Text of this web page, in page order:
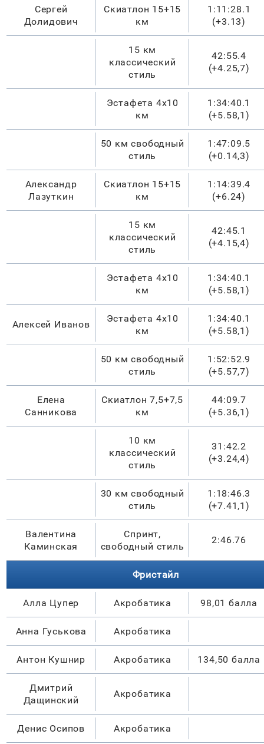
Сергей
Долидович
Скиатлон 15+15
км
1:11 :28.1
(+3.13)
15 км
классический
стиль
42:55.4
(+4.25,7)
Эстафета 4х10
км
1:34:40.1
(+5.58,1 )
50 км свободный
стиль
1:47:09.5
(+0.14,3)
Александр
Лазуткин
Скиатлон 15+15
км
1:14:39.4
(+6.24)
15 км
классический
стиль
42:45.1
(+4.15,4)
Эстафета 4х10
км
1:34:40.1
(+5.58,1 )
Алексей Иванов
Эстафета 4х10
км
1:34:40.1
(+5.58,1 )
50 км свободный
стиль
1:52:52.9
(+5.57,7)
Елена
Санникова
Скиатлон 7,5+7,5
км
44:09.7
(+5.36,1 )
10 км
классический
стиль
31:42.2
(+3.24,4)
30 км свободный
стиль
1:18:46.3
(+7.41,1 )
Валентина
Каминская
Спринт,
свободный стиль
2:46.76
Фристайл
Алла Цупер Акробатика 98,01 балла
Анна Гуськова Акробатика
Антон Кушнир Акробатика 134,50 балла
Дмитрий
Дащинский
Акробатика
Денис Осипов Акробатика